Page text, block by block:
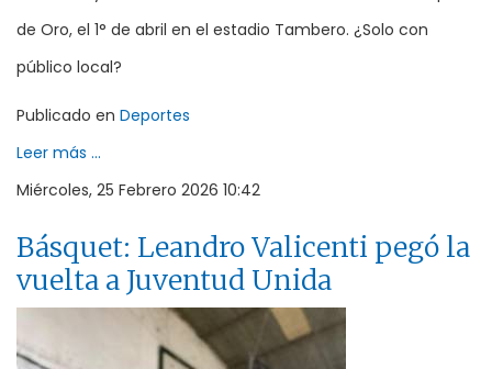
de Oro, el 1° de abril en el estadio Tambero. ¿Solo con
público local?
Publicado en Deportes
Leer más ...
Miércoles, 25 Febrero 2026 10:42
Básquet: Leandro Valicenti pegó la
vuelta a Juventud Unida